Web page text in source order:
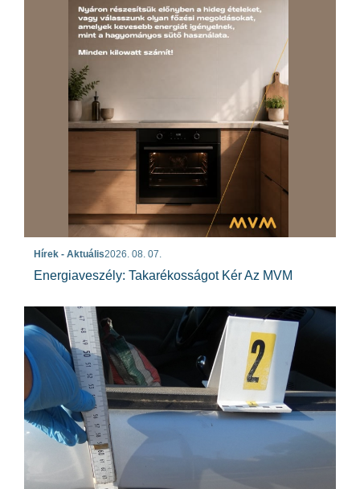
Hírek - Aktuális2026. 08. 07.
Energiaveszély: Takarékosságot Kér Az MVM